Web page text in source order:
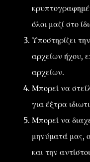
όλοι μαζί στο
Υποστηρίζει
αρχείων ήχου,
αρχείων.
Μπορεί να
για έξτρα
Μπορεί να
μηνύματά μας,
και την